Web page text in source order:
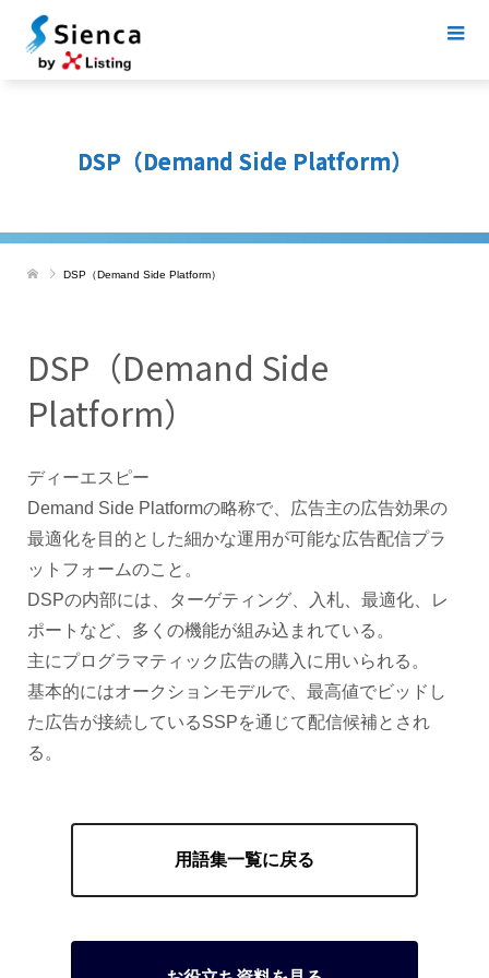
DSP（Demand Side Platform）
DSP（Demand Side Platform）
DSP（Demand Side
Platform）
ディーエスピー
Demand Side Platformの略称で、広告主の広告効果の
最適化を目的とした細かな運用が可能な広告配信プラ
ットフォームのこと。
DSPの内部には、ターゲティング、入札、最適化、レ
ポートなど、多くの機能が組み込まれている。
主にプログラマティック広告の購入に用いられる。
基本的にはオークションモデルで、最高値でビッドし
た広告が接続しているSSPを通じて配信候補とされ
る。
用語集一覧に戻る